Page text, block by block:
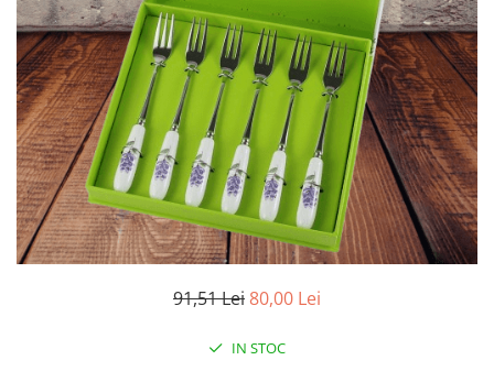
91,51 Lei80,00 Lei
IN STOC